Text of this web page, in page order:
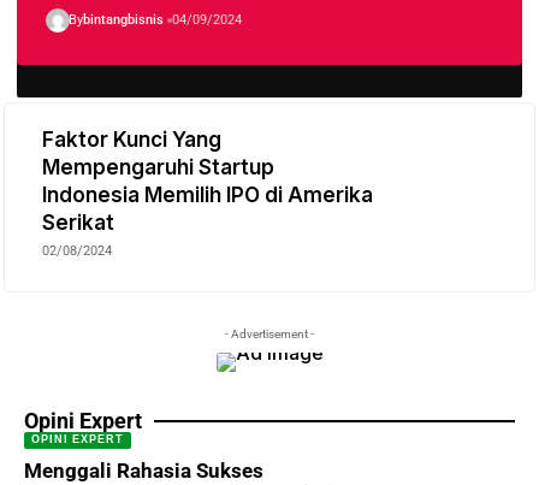
Bybintangbisnis 04/09/2024
Faktor Kunci Yang
Mempengaruhi Startup
Indonesia Memilih IPO di Amerika
Serikat
02/08/2024
- Advertisement -
Opini Expert
OPINI EXPERT
Menggali Rahasia Sukses